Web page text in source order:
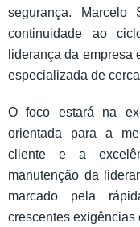
segurança.
continuidade ao
liderança da empresa
especializada de
O foco estará na
orientada para a
cliente e a
manutenção da
marcado pela
crescentes exigências